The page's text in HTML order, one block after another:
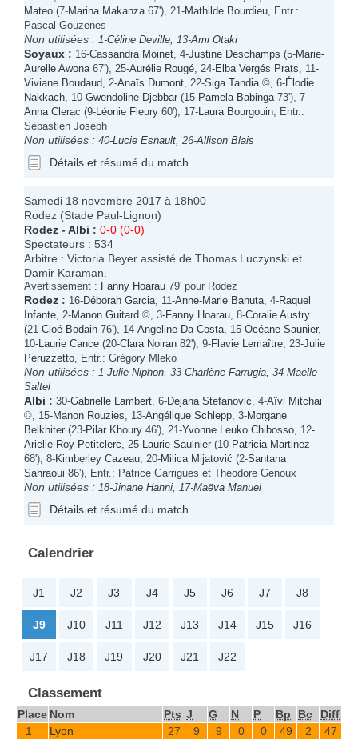
Mateo (7-Marina Makanza 67'), 21-Mathilde Bourdieu , Entr.:
Pascal Gouzenes
Non utilisées : 1-Céline Deville , 13-Ami Otaki
Soyaux : 16-Cassandra Moinet , 4-Justine Deschamps (5-Marie-
Aurelle Awona 67'), 25-Aurélie Rougé , 24-Elba Vergés Prats , 11-
Viviane Boudaud , 2-Anaïs Dumont , 22-Siga Tandia ©, 6-Élodie
Nakkach , 10-Gwendoline Djebbar (15-Pamela Babinga 73'), 7-
Anna Clerac (9- Léonie Fleury 60'), 17- Laura Bourgouin , Entr.:
Sébastien Joseph
Non utilisées : 40-Lucie Esnault , 26-Allison Blais
Détails et résumé du match
Samedi 18 novembre 2017 à 18h00
Rodez (Stade Paul-Lignon)
Rodez - Albi : 0-0 (0-0)
Spectateurs : 534
Arbitre : Victoria Beyer assisté de Thomas Luczynski et
Damir Karaman.
Avertissement : Fanny Hoarau 79' pour Rodez
Rodez : 16-Déborah Garcia , 11-Anne-Marie Banuta , 4-Raquel
Infante , 2-Manon Guitard ©, 3-Fanny Hoarau , 8-Coralie Austry
(21-Cloé Bodain 76'), 14-Angeline Da Costa , 15-Océane Saunier,
10- Laurie Cance (20-Clara Noiran 82'), 9-Flavie Lemaître , 23-Julie
Peruzzetto , Entr.: Grégory Mleko
Non utilisées : 1-Julie Niphon , 33-Charlène Farrugia , 34-Maëlle
Saltel
Albi : 30-Gabrielle Lambert , 6-Dejana Stefanović , 4-Aïvi Mitchai
©, 15-Manon Rouzies , 13-Angélique Schlepp , 3-Morgane
Belkhiter (23-Pilar Khoury 46'), 21-Yvonne Leuko Chibosso , 12-
Arielle Roy-Petitclerc , 25- Laurie Saulnier (10-Patricia Martinez
68'), 8-Kimberley Cazeau , 20-Milica Mijatović (2-Santana
Sahraoui 86'), Entr.: Patrice Garrigues et Théodore Genoux
Non utilisées : 18-Jinane Hanni , 17-Maëva Manuel
Détails et résumé du match
Calendrier
J1 J2 J3 J4 J5 J6 J7 J8
J9 J10 J11 J12 J13 J14 J15 J16
J17 J18 J19 J20 J21 J22
Classement
Place Nom Pts J G N P Bp Bc
Diff
1
Lyon 27 9 9 0 0 49 2
47